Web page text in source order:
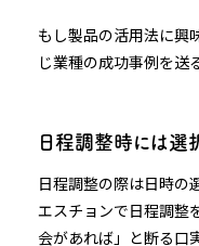
もし製品の活用法に興
じ業種の成功事例を送
日程調整時には選
日程調整の際は日時の
エスチョンで日程調整
会があれば」と断る口